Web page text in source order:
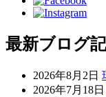
最新ブログ
2026年8月2日
2026年7月18日